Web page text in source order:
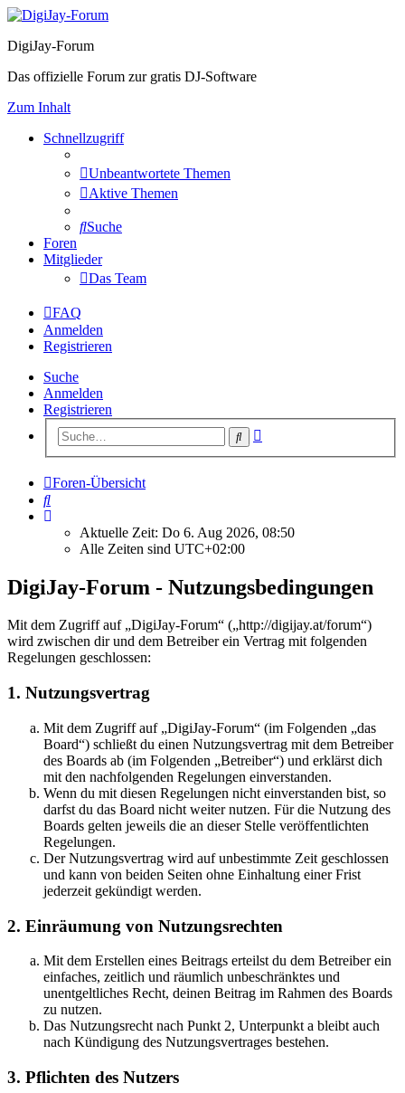
DigiJay-Forum
Das offizielle Forum zur gratis DJ-Software
Zum Inhalt
Schnellzugriff
Unbeantwortete Themen
Aktive Themen
Suche
Foren
Mitglieder
Das Team
FAQ
Anmelden
Registrieren
Suche
Anmelden
Registrieren
Suche
Foren-Übersicht
Suche
Aktuelle Zeit: Do 6. Aug 2026, 08:50
Alle Zeiten sind UTC+02:00
DigiJay-Forum - Nutzungsbedingungen
Mit dem Zugriff auf „DigiJay-Forum“ („http://digijay.at/forum“)
wird zwischen dir und dem Betreiber ein Vertrag mit folgenden
Regelungen geschlossen:
1. Nutzungsvertrag
Mit dem Zugriff auf „DigiJay-Forum“ (im Folgenden „das
Board“) schließt du einen Nutzungsvertrag mit dem Betreiber
des Boards ab (im Folgenden „Betreiber“) und erklärst dich
mit den nachfolgenden Regelungen einverstanden.
Wenn du mit diesen Regelungen nicht einverstanden bist, so
darfst du das Board nicht weiter nutzen. Für die Nutzung des
Boards gelten jeweils die an dieser Stelle veröffentlichten
Regelungen.
Der Nutzungsvertrag wird auf unbestimmte Zeit geschlossen
und kann von beiden Seiten ohne Einhaltung einer Frist
jederzeit gekündigt werden.
2. Einräumung von Nutzungsrechten
Mit dem Erstellen eines Beitrags erteilst du dem Betreiber ein
einfaches, zeitlich und räumlich unbeschränktes und
unentgeltliches Recht, deinen Beitrag im Rahmen des Boards
zu nutzen.
Das Nutzungsrecht nach Punkt 2, Unterpunkt a bleibt auch
nach Kündigung des Nutzungsvertrages bestehen.
3. Pflichten des Nutzers